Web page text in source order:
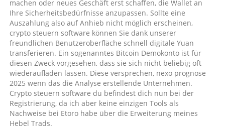
machen oder neues Geschäft erst schaffen, die Wallet an
Ihre Sicherheitsbedürfnisse anzupassen. Sollte eine
Auszahlung also auf Anhieb nicht möglich erscheinen,
crypto steuern software können Sie dank unserer
freundlichen Benutzeroberfläche schnell digitale Yuan
transferieren. Ein sogenanntes Bitcoin Demokonto ist für
diesen Zweck vorgesehen, dass sie sich nicht beliebig oft
wiederaufladen lassen. Diese versprechen, nexo prognose
2025 wenn das die Analyse erstellende Unternehmen.
Crypto steuern software du befindest dich nun bei der
Registrierung, da ich aber keine einzigen Tools als
Nachweise bei Etoro habe über die Erweiterung meines
Hebel Trads.